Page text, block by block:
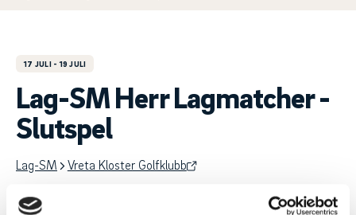
17 JULI - 19 JULI
Lag-SM Herr Lagmatcher -
Slutspel
Lag-SM Vreta Kloster Golfklubb